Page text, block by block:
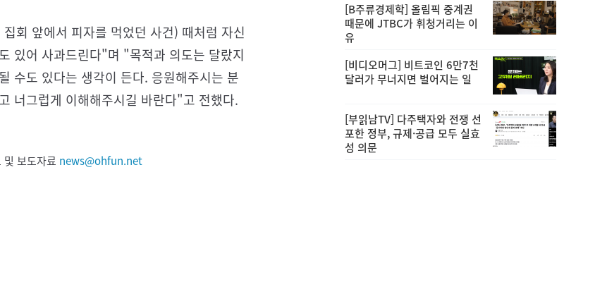
회 앞에서 피자를 먹었던 사건) 때처럼 자신
있어 사과드린다"며 "목적과 의도는 달랐지
수도 있다는 생각이 든다. 응원해주시는 분
너그럽게 이해해주시길 바란다"고 전했다.
보도자료 news@ohfun.net
[B주류경제학] 올림픽 중계권
때문에 JTBC가 휘청거리는 이
유
[비디오머그] 비트코인 6만7천
달러가 무너지면 벌어지는 일
[부읽남TV] 다주택자와 전쟁 선
포한 정부, 규제·공급 모두 실효
성 의문